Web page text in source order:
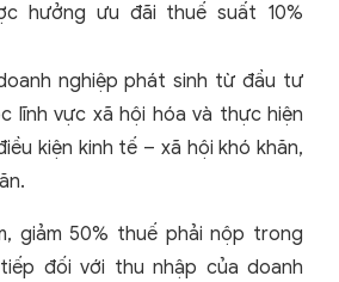
hưởng ưu đãi thuế suất 10%
nghiệp phát sinh từ đầu tư
lĩnh vực xã hội hóa và thực hiện
kiện kinh tế – xã hội khó khăn,
giảm 50% thuế phải nộp trong
đối với thu nhập của doanh